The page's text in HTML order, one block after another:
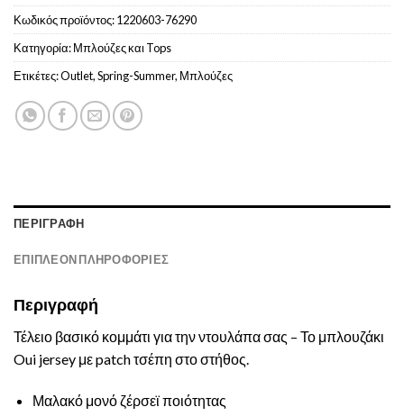
Κωδικός προϊόντος:1220603-76290
Κατηγορία:Μπλούζες και Tops
Ετικέτες:Outlet,Spring-Summer, Μπλούζες
ΠΕΡΙΓΡΑΦΉ
ΕΠΙΠΛΈΟΝ ΠΛΗΡΟΦΟΡΊΕΣ
Περιγραφή
Τέλειο βασικό κομμάτι για την ντουλάπα σας – Το μπλουζάκι
Oui jersey με patch τσέπη στο στήθος.
Μαλακό μονό ζέρσεϊ ποιότητας